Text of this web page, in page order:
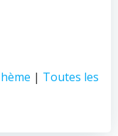
| Toutes les